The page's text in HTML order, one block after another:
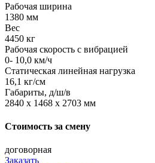
Рабочая ширина
1380 мм
Вес
4450 кг
Рабочая скорость с вибрацией
0- 10,0 км/ч
Статическая линейная нагрузка
16,1 кг/см
Габариты, д/ш/в
2840 х 1468 х 2703 мм
Стоимость за смену
договорная
Заказать